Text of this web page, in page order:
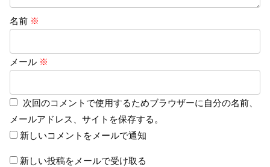
名前 ※
メール ※
次回のコメントで使用するためブラウザーに自分の名前、
メールアドレス、サイトを保存する。
新しいコメントをメールで通知
新しい投稿をメールで受け取る